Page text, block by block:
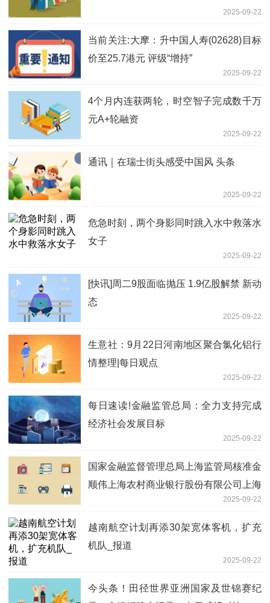
2025-09-22
当前关注:大摩：升中国人寿(02628)目标
价至25.7港元 评级“增持”
2025-09-22
4个月内连获两轮，时空智子完成数千万
元A+轮融资
2025-09-22
通讯｜在瑞士街头感受中国风 头条
2025-09-22
危急时刻，两个身影同时跳入水中救落水
女子
2025-09-22
[快讯]周二9股面临抛压 1.9亿股解禁 新动
态
2025-09-22
生意社：9月22日河南地区聚合氯化铝行
情整理|每日观点
2025-09-22
每日速读!金融监管总局：全力支持完成
经济社会发展目标
2025-09-22
国家金融监督管理总局上海监管局核准金
顺伟上海农村商业银行股份有限公司上海
长三角一体化示范区分行副行长|简讯
2025-09-22
越南航空计划再添30架宽体客机，扩充
机队_报道
2025-09-22
今头条！田径世界亚洲国家及世锦赛纪